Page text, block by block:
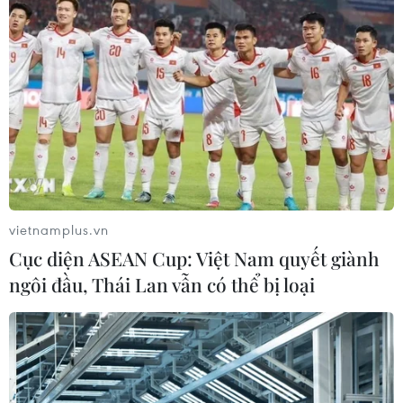
vietnamplus.vn
Cục diện ASEAN Cup: Việt Nam quyết giành
ngôi đầu, Thái Lan vẫn có thể bị loại